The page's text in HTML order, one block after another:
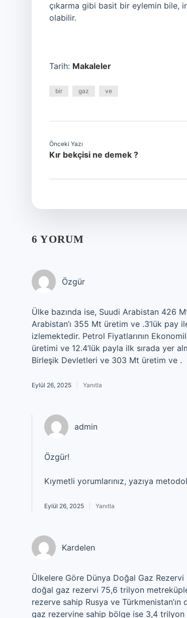
çıkarma gibi basit bir eylemin bile,
olabilir.
Tarih: Makaleler
bir gaz ve
Önceki Yazı
Kır bekçisi ne demek ?
6 YORUM
Özgür
Ülke bazında ise, Suudi Arabistan 426
Arabistan’ı 355 Mt üretim ve .3’lük
izlemektedir. Petrol Fiyatlarının
üretimi ve 12.4’lük payla ilk sırada yer
Birleşik Devletleri ve 303 Mt üretim ve .
Eylül 26, 2025 Yanıtla
admin
Özgür!
Kıymetli yorumlarınız, yazıya
Eylül 26, 2025 Yanıtla
Kardelen
Ülkelere Göre Dünya Doğal Gaz
doğal gaz rezervi 75,6 trilyon
rezerve sahip Rusya ve
gaz rezervine sahip bölge ise 3,4